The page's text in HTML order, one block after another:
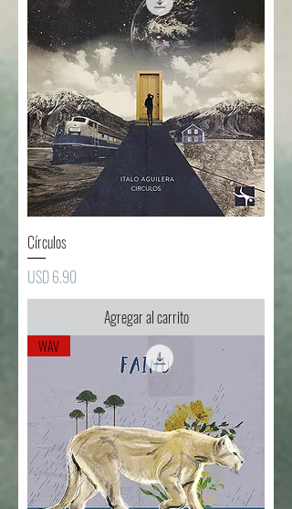
Círculos
Precio
USD 6.90
Agregar al carrito
WAV